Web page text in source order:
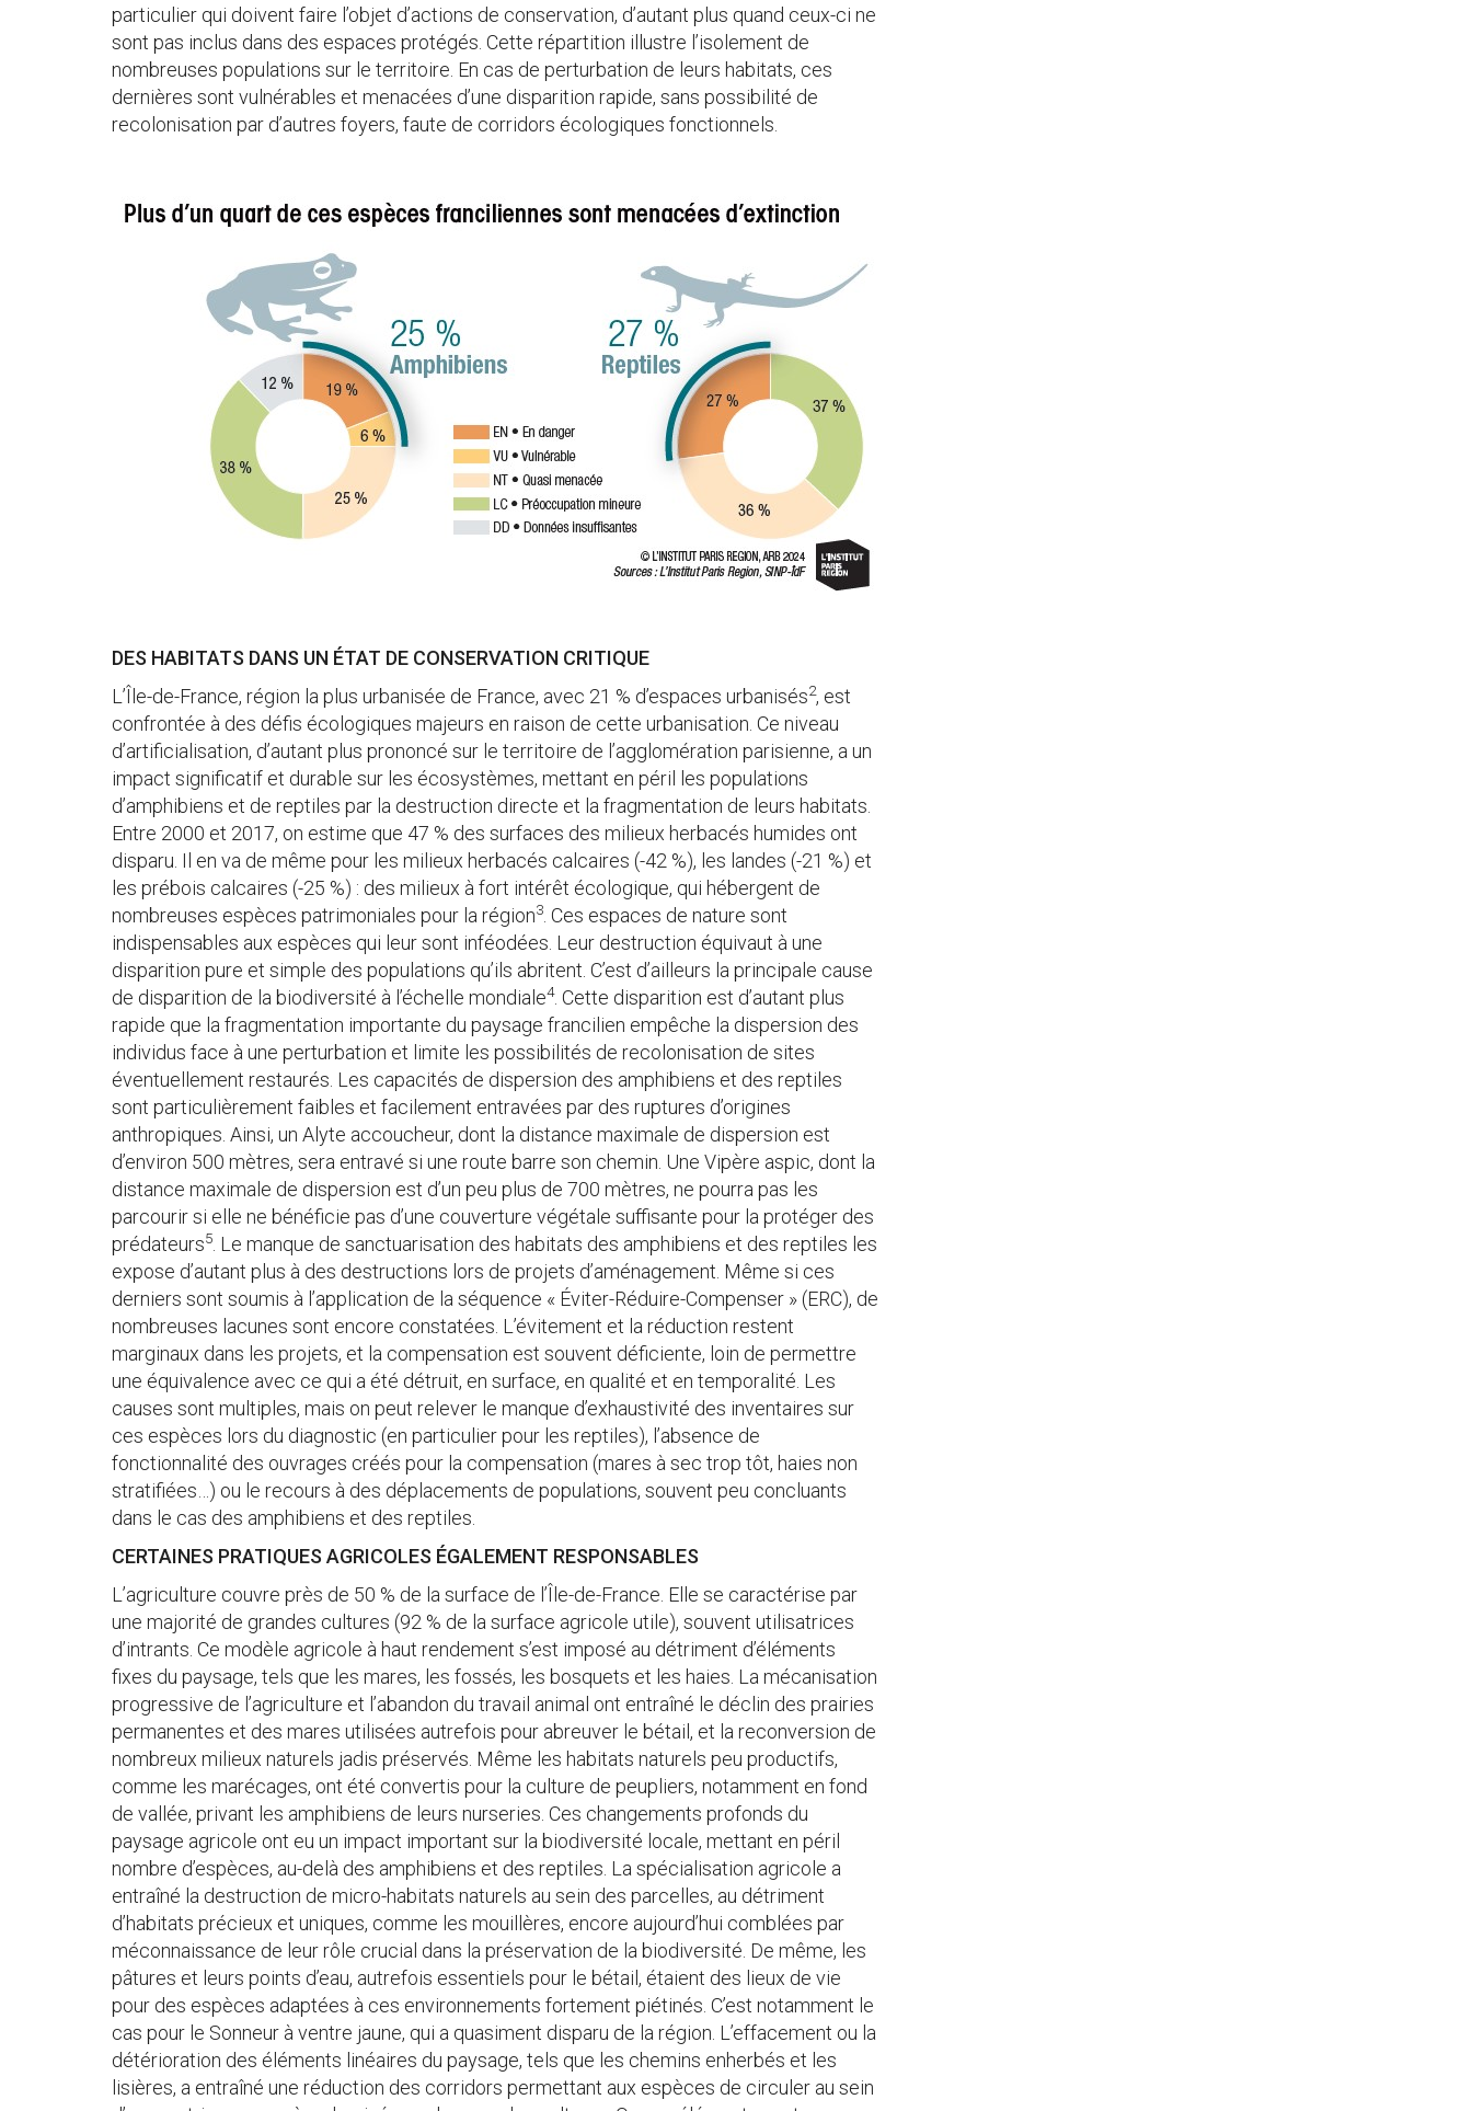
particulier qui doivent faire l’objet d’actions de conservation, d’autant plus quand ceux-ci ne
sont pas inclus dans des espaces protégés. Cette répartition illustre l’isolement de
nombreuses populations sur le territoire. En cas de perturbation de leurs habitats, ces
dernières sont vulnérables et menacées d’une disparition rapide, sans possibilité de
recolonisation par d’autres foyers, faute de corridors écologiques fonctionnels.
DES HABITATS DANS UN ÉTAT DE CONSERVATION CRITIQUE
L’Île-de-France, région la plus urbanisée de France, avec 21 % d’espaces urbanisés2, est
confrontée à des défis écologiques majeurs en raison de cette urbanisation. Ce niveau
d’artificialisation, d’autant plus prononcé sur le territoire de l’agglomération parisienne, a un
impact significatif et durable sur les écosystèmes, mettant en péril les populations
d’amphibiens et de reptiles par la destruction directe et la fragmentation de leurs habitats.
Entre 2000 et 2017, on estime que 47 % des surfaces des milieux herbacés humides ont
disparu. Il en va de même pour les milieux herbacés calcaires (-42 %), les landes (-21 %) et
les prébois calcaires (-25 %) : des milieux à fort intérêt écologique, qui hébergent de
nombreuses espèces patrimoniales pour la région3 . Ces espaces de nature sont
indispensables aux espèces qui leur sont inféodées. Leur destruction équivaut à une
disparition pure et simple des populations qu’ils abritent. C’est d’ailleurs la principale cause
de disparition de la biodiversité à l’échelle mondiale4. Cette disparition est d’autant plus
rapide que la fragmentation importante du paysage francilien empêche la dispersion des
individus face à une perturbation et limite les possibilités de recolonisation de sites
éventuellement restaurés. Les capacités de dispersion des amphibiens et des reptiles
sont particulièrement faibles et facilement entravées par des ruptures d’origines
anthropiques. Ainsi, un Alyte accoucheur, dont la distance maximale de dispersion est
d’environ 500 mètres, sera entravé si une route barre son chemin. Une Vipère aspic, dont la
distance maximale de dispersion est d’un peu plus de 700 mètres, ne pourra pas les
parcourir si elle ne bénéficie pas d’une couverture végétale suffisante pour la protéger des
prédateurs5 . Le manque de sanctuarisation des habitats des amphibiens et des reptiles les
expose d’autant plus à des destructions lors de projets d’aménagement. Même si ces
derniers sont soumis à l’application de la séquence « Éviter-Réduire-Compenser » (ERC), de
nombreuses lacunes sont encore constatées. L’évitement et la réduction restent
marginaux dans les projets, et la compensation est souvent déficiente, loin de permettre
une équivalence avec ce qui a été détruit, en surface, en qualité et en temporalité. Les
causes sont multiples, mais on peut relever le manque d’exhaustivité des inventaires sur
ces espèces lors du diagnostic (en particulier pour les reptiles), l’absence de
fonctionnalité des ouvrages créés pour la compensation (mares à sec trop tôt, haies non
stratifiées…) ou le recours à des déplacements de populations, souvent peu concluants
dans le cas des amphibiens et des reptiles.
CERTAINES PRATIQUES AGRICOLES ÉGALEMENT RESPONSABLES
L’agriculture couvre près de 50 % de la surface de l’Île-de-France. Elle se caractérise par
une majorité de grandes cultures (92 % de la surface agricole utile), souvent utilisatrices
d’intrants. Ce modèle agricole à haut rendement s’est imposé au détriment d’éléments
fixes du paysage, tels que les mares, les fossés, les bosquets et les haies. La mécanisation
progressive de l’agriculture et l’abandon du travail animal ont entraîné le déclin des prairies
permanentes et des mares utilisées autrefois pour abreuver le bétail, et la reconversion de
nombreux milieux naturels jadis préservés. Même les habitats naturels peu productifs,
comme les marécages, ont été convertis pour la culture de peupliers, notamment en fond
de vallée, privant les amphibiens de leurs nurseries. Ces changements profonds du
paysage agricole ont eu un impact important sur la biodiversité locale, mettant en péril
nombre d’espèces, au-delà des amphibiens et des reptiles. La spécialisation agricole a
entraîné la destruction de micro-habitats naturels au sein des parcelles, au détriment
d’habitats précieux et uniques, comme les mouillères, encore aujourd’hui comblées par
méconnaissance de leur rôle crucial dans la préservation de la biodiversité. De même, les
pâtures et leurs points d’eau, autrefois essentiels pour le bétail, étaient des lieux de vie
pour des espèces adaptées à ces environnements fortement piétinés. C’est notamment le
cas pour le Sonneur à ventre jaune, qui a quasiment disparu de la région. L’effacement ou la
détérioration des éléments linéaires du paysage, tels que les chemins enherbés et les
lisières, a entraîné une réduction des corridors permettant aux espèces de circuler au sein